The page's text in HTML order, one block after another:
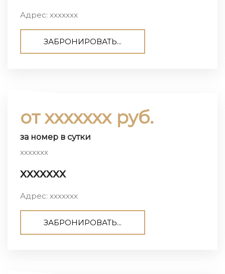
Адрес: ххххххх
ЗАБРОНИРОВАТЬ...
от ххххххх руб.
за номер в сутки
ххххххх
ххххххх
Адрес: ххххххх
ЗАБРОНИРОВАТЬ...